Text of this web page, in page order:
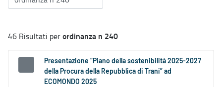
46 Risultati perordinanza n 240
Presentazione “Piano della sostenibilità 2025-2027
della Procura della Repubblica di Trani” ad
ECOMONDO 2025